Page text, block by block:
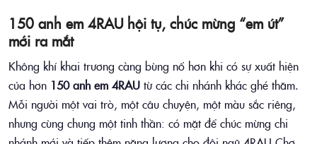
150 anh em 4RAU hội tụ, chúc mừng “em út”
mới ra mắt
Không khí khai trương càng bùng nổ hơn khi có sự xuất hiện
của hơn 150 anh em 4RAU từ các chi nhánh khác ghé thăm.
Mỗi người một vai trò, một câu chuyện, một màu sắc riêng,
nhưng cùng chung một tinh thần: có mặt để chúc mừng chi